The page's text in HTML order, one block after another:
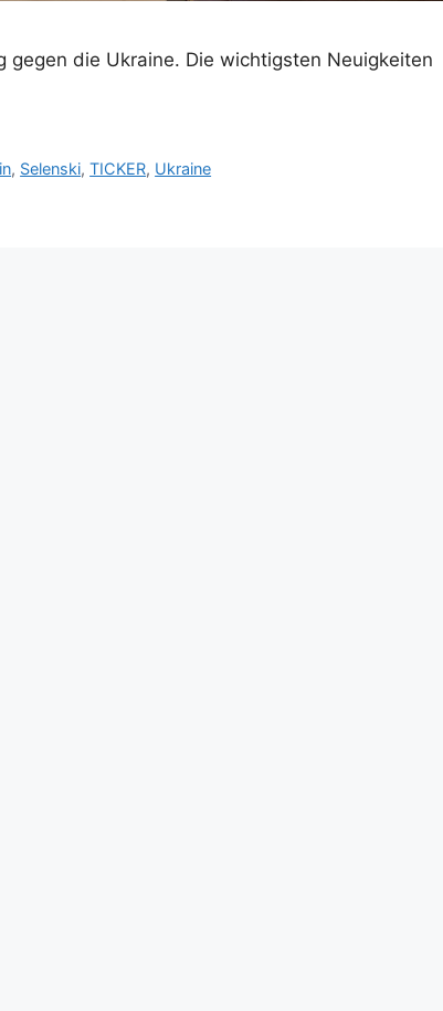
gegen die Ukraine. Die wichtigsten Neuigkeiten
, Selenski,TICKER, Ukraine